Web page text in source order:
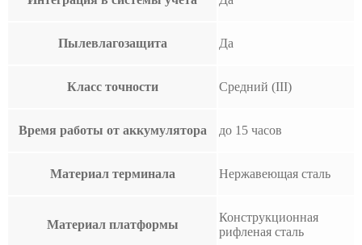
Пылевлагозащита Да
Класс точности Средний (III)
Время работы от аккумулятора до 15 часов
Материал терминала Нержавеющая сталь
Материал платформы
Конструкционная
рифленая сталь